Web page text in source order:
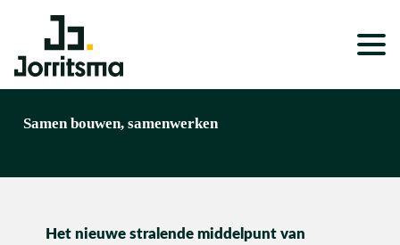
Expertises
Nieuws
Samen bouwen, samenwerken
Het nieuwe stralende middelpunt van